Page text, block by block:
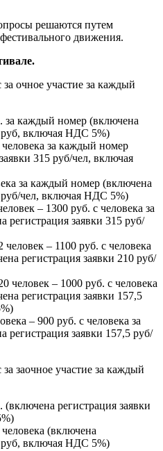
решаются путем
движения.
очное участие за каждый
за каждый номер (включена
руб, включая НДС 5%)
за каждый номер
315 руб/чел, включая
за каждый номер (включена
руб/чел, включая НДС 5%)
– 1300 руб. с человека за
заявки 315 руб/
человек – 1100 руб. с человека
регистрация заявки 210 руб/
человек – 1000 руб. с человека
регистрация заявки 157,5
– 900 руб. с человека за
заявки 157,5 руб/
заочное участие за каждый
(включена регистрация заявки
(включена
руб, включая НДС 5%)